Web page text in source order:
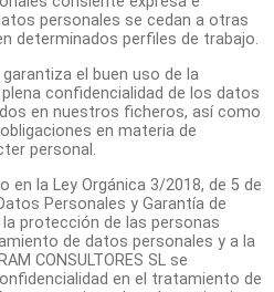
personales se cedan a otras
determinados perfiles de trabajo.
garantiza el buen uso de la
confidencialidad de los datos
en nuestros ficheros, así como
en materia de
personal.
en la Ley Orgánica 3/2018, de 5 de
Personales y Garantía de
protección de las personas
de datos personales y a la
CONSULTORES SL se
en el tratamiento de